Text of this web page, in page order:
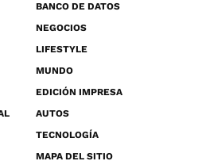
BANCO DE DATOS
NEGOCIOS
LIFESTYLE
MUNDO
EDICIÓN IMPRESA
AUTOS
TECNOLOGÍA
MAPA DEL SITIO